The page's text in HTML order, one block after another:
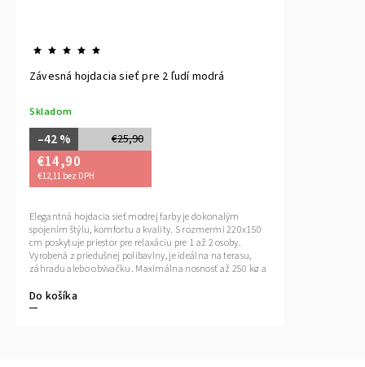
Závesná hojdacia sieť pre 2 ľudí modrá
Skladom
€25,90
–42 %
€14,90
€12,11 bez DPH
Do košíka
Elegantná hojdacia sieť modrej farby je dokonalým
spojením štýlu, komfortu a kvality. S rozmermi 220x150
cm poskytuje priestor pre relaxáciu pre 1 až 2 osoby.
Vyrobená z priedušnej polibavlny, je ideálna na terasu,
záhradu alebo obývačku. Maximálna nosnosť až 250 kg a
spoločníka na každodenný relax. Pridajte šarm do svojho
priestoru a užívajte si chvíle pohody.